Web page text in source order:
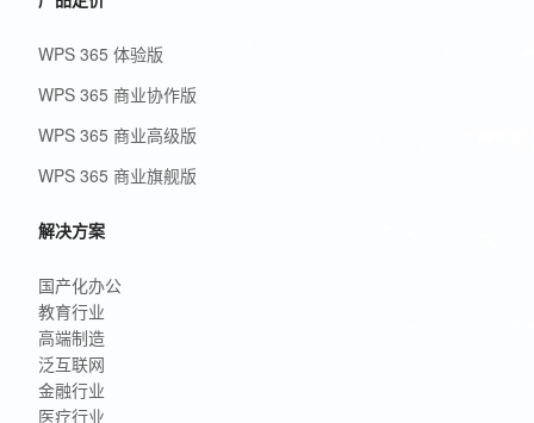
WPS 365 体验版
WPS 365 商业协作版
WPS 365 商业高级版
WPS 365 商业旗舰版
解决方案
国产化办公
教育行业
高端制造
泛互联网
金融行业
医疗行业